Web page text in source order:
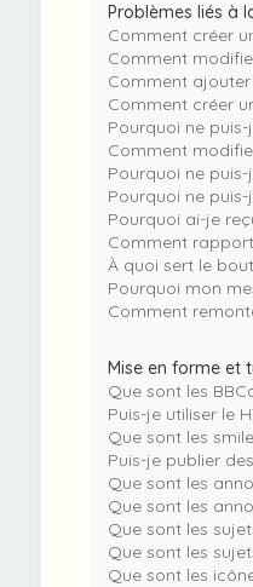
Problèmes liés à
Comment créer
Comment
Comment
Comment créer
Pourquoi ne
Comment
Pourquoi ne
Pourquoi ne
Pourquoi ai-je
Comment
À quoi sert le
Pourquoi mon
Comment
Mise en forme et
Que sont les
Puis-je utiliser le
Que sont les
Puis-je publier
Que sont les
Que sont les
Que sont les
Que sont les
Que sont les